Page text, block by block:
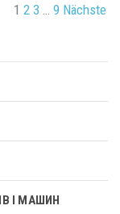
1 2 3 9 Nächste
І МАШИН